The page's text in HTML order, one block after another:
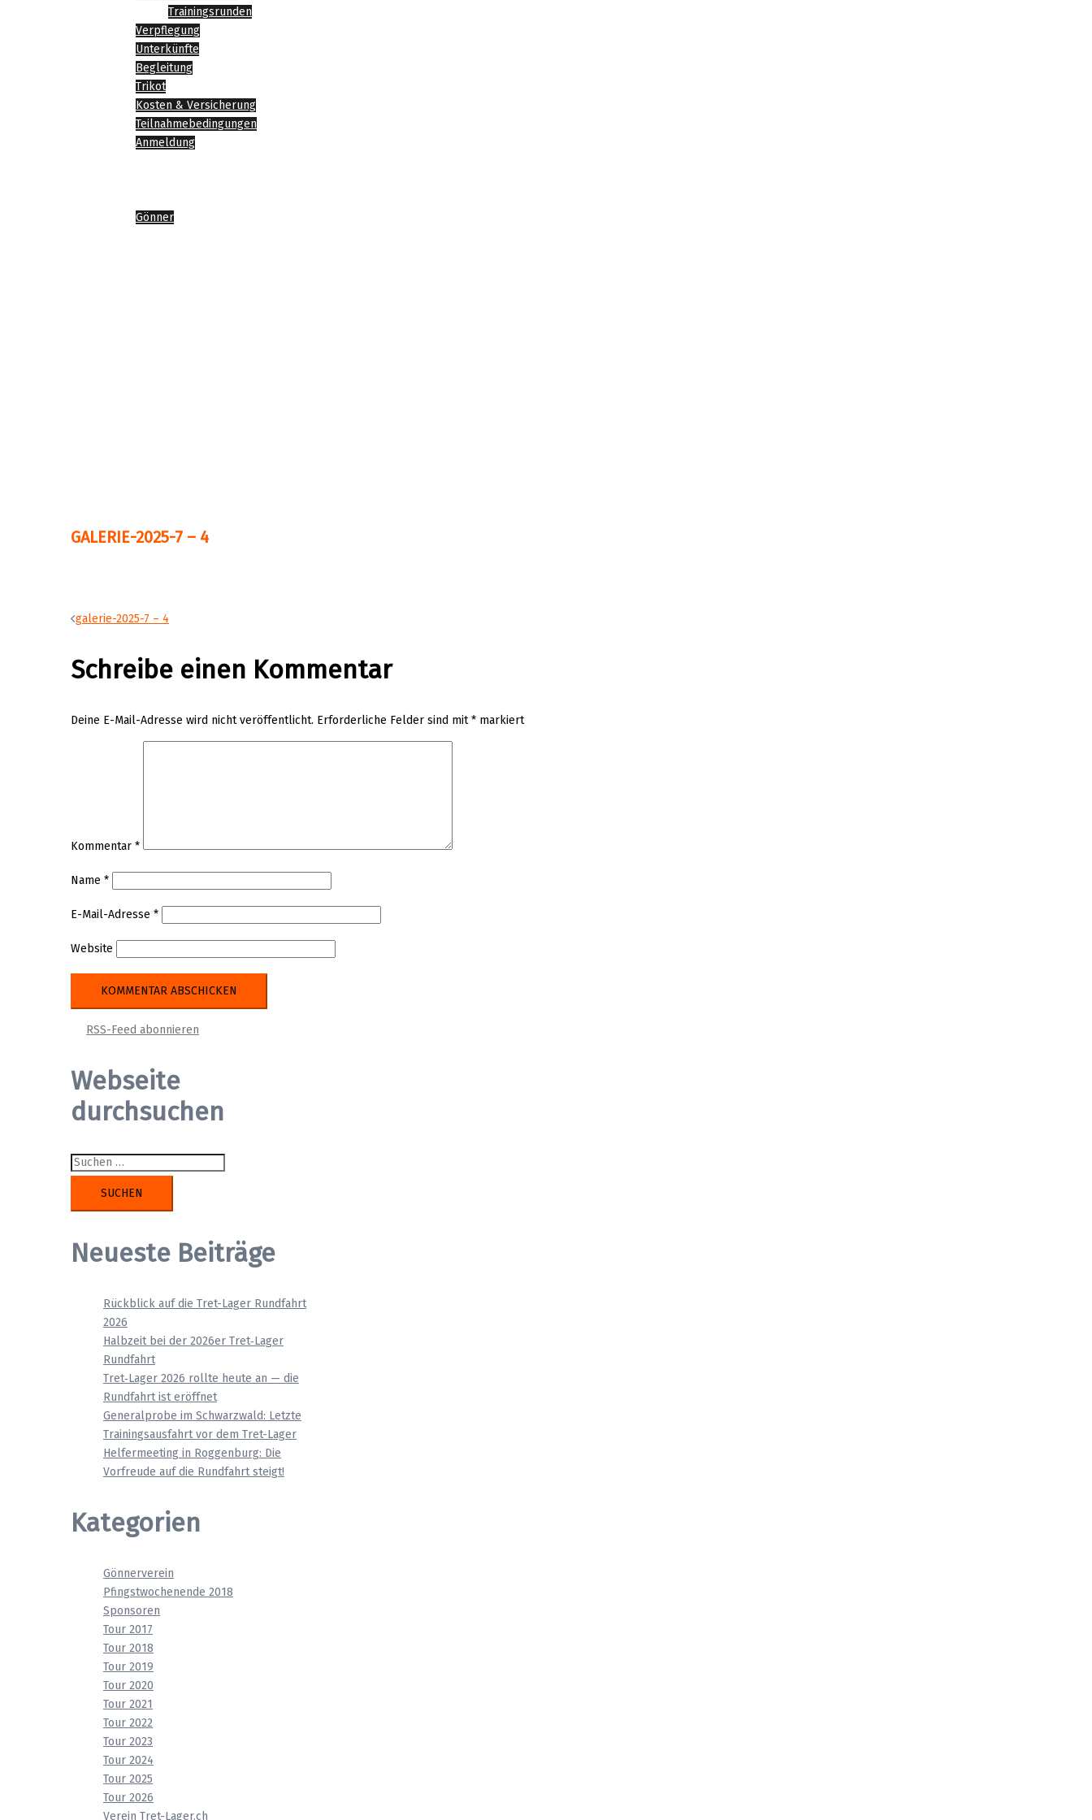
Trainingsrunden
Verpflegung
Unterkünfte
Begleitung
Trikot
Kosten & Versicherung
Teilnahmebedingungen
Anmeldung
Gönner
GALERIE-2025-7 – 4
Beitragsnavigation
galerie-2025-7 – 4
Schreibe einen Kommentar
Deine E-Mail-Adresse wird nicht veröffentlicht. Erforderliche Felder sind mit* markiert
Kommentar *
Name *
E-Mail-Adresse *
Website
RSS-Feed abonnieren
Webseite
durchsuchen
Suchen
nach:
Neueste Beiträge
Rückblick auf die Tret-Lager Rundfahrt
2026
Halbzeit bei der 2026er Tret‑Lager
Rundfahrt
Tret‑Lager 2026 rollte heute an — die
Rundfahrt ist eröffnet
Generalprobe im Schwarzwald: Letzte
Trainingsausfahrt vor dem Tret-Lager
Helfermeeting in Roggenburg: Die
Vorfreude auf die Rundfahrt steigt!
Kategorien
Gönnerverein
Pfingstwochenende 2018
Sponsoren
Tour 2017
Tour 2018
Tour 2019
Tour 2020
Tour 2021
Tour 2022
Tour 2023
Tour 2024
Tour 2025
Tour 2026
Verein Tret-Lager.ch